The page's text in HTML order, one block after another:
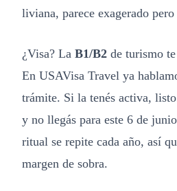
liviana, parece exagerado
¿Visa? La B1/B2 de turismo
En USAVisa Travel ya
trámite. Si la tenés activa,
y no llegás para este 6 de
ritual se repite cada año, así
margen de sobra.